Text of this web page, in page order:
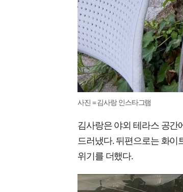
사진 = 김사랑 인스타그램
김사랑은 야외 테라스 공간
드러냈다. 뒤편으로는 화이
위기를 더했다.